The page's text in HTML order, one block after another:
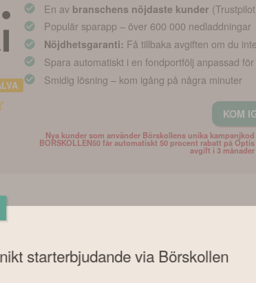
En av branschens nöjdaste kunder
Populär sparapp – över 600 000 nedladdningar
Nöjdhetsgaranti: Få tillbaka avgiften om du
Spara automatiskt i en fondportfölj anpassad för
Smidig lösning – kom igång på några minuter
KOM
Nya kunder som använder Börskollens unika kampanjkod
BORSKOLLEN50 får automatiskt 50 procent rabatt på Optis
avgift i 3 månader
starterbjudande via Börskollen